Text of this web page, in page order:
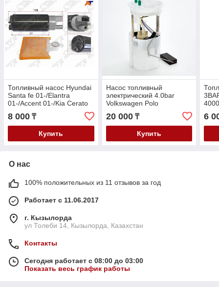
Топливный насос Hyundai
Santa fe 01-/Elantra
01-/Accent 01-/Kia Cerato
04-/Sonata 99- V-1.6-2.7
8 000 ₸
Купить
Насос топливный
электрический 4.0bar
Volkswagen Polo
2010-/Skoda Fabia/Rapid
2010-/Audi A1 1.2-1.6
2009>
20 000₸
Купить
6
О нас
100% положительных из 11 отзывов за год
Работает с 11.06.2017
г. Кызылорда
ул Толеби 14, Кызылорда, Казахстан
Контакты
Сегодня работает с 08:00 до 03:00
Показать весь график работы